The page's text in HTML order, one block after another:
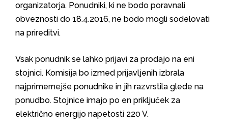
organizatorja. Ponudniki, ki ne bodo poravnali
obveznosti do 18.4.2016, ne bodo mogli sodelovati
na prireditvi.
Vsak ponudnik se lahko prijavi za prodajo na eni
stojnici. Komisija bo izmed prijavljenih izbrala
najprimernejše ponudnike in jih razvrstila glede na
ponudbo. Stojnice imajo po en priključek za
električno energijo napetosti 220 V.